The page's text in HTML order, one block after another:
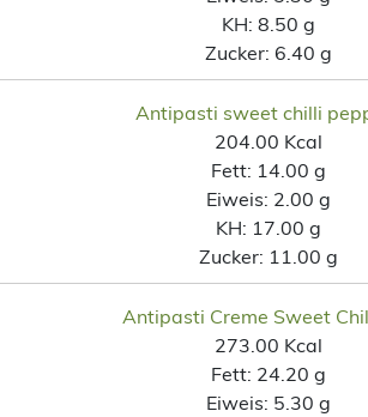
KH: 8.50 g
Zucker: 6.40 g
Antipasti sweet chilli
204.00 Kcal
Fett: 14.00 g
Eiweis: 2.00 g
KH: 17.00 g
Zucker: 11.00 g
Antipasti Creme Sweet
273.00 Kcal
Fett: 24.20 g
Eiweis: 5.30 g